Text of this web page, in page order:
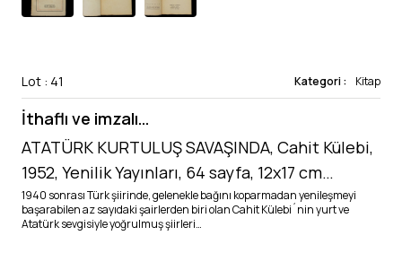
Lot : 41 Kategori : Kitap
İthaflı ve imzalı…
ATATÜRK KURTULUŞ SAVAŞINDA, Cahit Külebi,
1952, Yenilik Yayınları, 64 sayfa, 12x17 cm…
1940 sonrası Türk şiirinde, gelenekle bağını koparmadan yenileşmeyi
başarabilen az sayıdaki şairlerden biri olan Cahit Külebi´nin yurt ve
Atatürk sevgisiyle yoğrulmuş şiirleri…